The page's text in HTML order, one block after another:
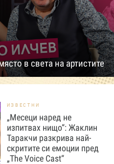
в света на артистите
ИЗВЕСТНИ
„Месеци наред не
изпитвах нищо“: Жаклин
Таракчи разкрива най-
скритите си емоции пред
„The Voice Cast“